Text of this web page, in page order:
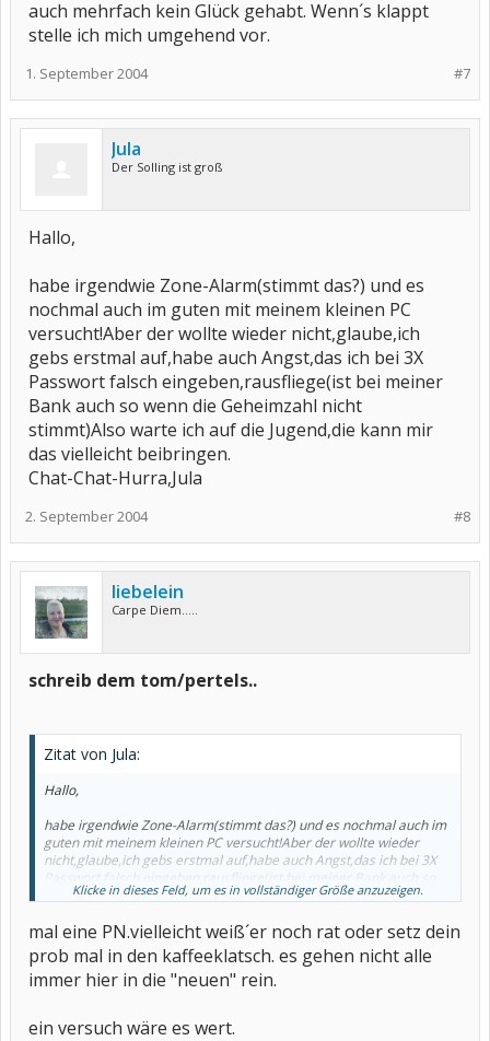
auch mehrfach kein Glück gehabt. Wenn´s klappt
stelle ich mich umgehend vor.
#7
1. September 2004
Jula
Der Solling ist groß
Hallo,
habe irgendwie Zone-Alarm(stimmt das?) und es
nochmal auch im guten mit meinem kleinen PC
versucht!Aber der wollte wieder nicht,glaube,ich
gebs erstmal auf,habe auch Angst,das ich bei 3X
Passwort falsch eingeben,rausfliege(ist bei meiner
Bank auch so wenn die Geheimzahl nicht
stimmt)Also warte ich auf die Jugend,die kann mir
das vielleicht beibringen.
Chat-Chat-Hurra,Jula
#8
2. September 2004
liebelein
Carpe Diem.....
schreib dem tom/pertels..
Zitat von Jula:
Hallo,
habe irgendwie Zone-Alarm(stimmt das?) und es nochmal auch im
guten mit meinem kleinen PC versucht!Aber der wollte wieder
nicht,glaube,ich gebs erstmal auf,habe auch Angst,das ich bei 3X
Passwort falsch eingeben,rausfliege(ist bei meiner Bank auch so
wenn die Geheimzahl nicht stimmt)Also warte ich auf die
Chat-Chat-Hurra,Jula
Klicke in dieses Feld, um es in vollständiger Größe anzuzeigen.
mal eine PN.vielleicht weiß´er noch rat oder setz dein
prob mal in den kaffeeklatsch. es gehen nicht alle
immer hier in die "neuen" rein.
ein versuch wäre es wert.